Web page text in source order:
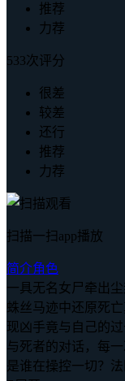
推荐
力荐
533次评分
很差
较差
还行
推荐
力荐
扫描一扫app播放
简介角色
一具无名女尸牵出
蛛丝马迹中还原死
现凶手竟与自己的
与死者的对话，每
是谁在操控一切？